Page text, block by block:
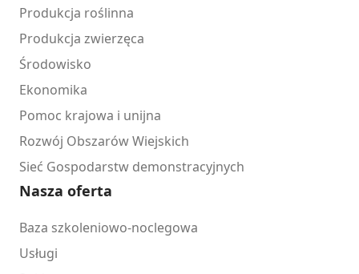
Produkcja roślinna
Produkcja zwierzęca
Środowisko
Ekonomika
Pomoc krajowa i unijna
Rozwój Obszarów Wiejskich
Sieć Gospodarstw demonstracyjnych
Nasza oferta
Baza szkoleniowo-noclegowa
Usługi